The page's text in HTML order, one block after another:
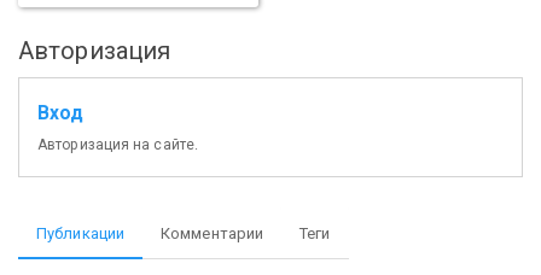
Авторизация
Вход
Авторизация на сайте.
Публикации Комментарии Теги